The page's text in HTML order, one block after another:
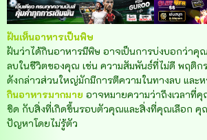
ฝันเห็นอาหารเป็นพิษ
ฝันว่าได้กินอาหารมีพิษ อาจเป็นการบ่งบอกว่าคุ
ลบในชีวิตของคุณ เช่น ความสัมพันธ์ที่ไม่ดี พฤติ
ดังกล่าวส่วนใหญ่มักมีการตีความในทางลบ และ
กินอาหารมากมาย อาจหมายความว่าถึงเวลาที่
ชิด กับสิ่งที่เกิดขึ้นรอบตัวคุณและสิ่งที่คุณเลือก คุ
ปัญหาโดยไม่รู้ตัว